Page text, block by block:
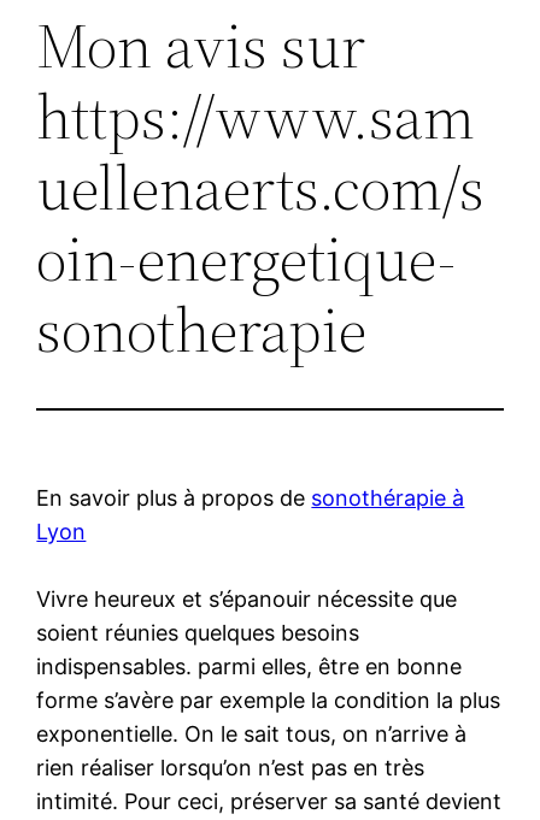
Mon avis sur
https://www.sam
uellenaerts.com/s
oin-energetique-
sonotherapie
En savoir plus à propos de sonothérapie à
Lyon
Vivre heureux et s’épanouir nécessite que
soient réunies quelques besoins
indispensables. parmi elles, être en bonne
forme s’avère par exemple la condition la plus
exponentielle. On le sait tous, on n’arrive à
rien réaliser lorsqu’on n’est pas en très
intimité. Pour ceci, préserver sa santé devient